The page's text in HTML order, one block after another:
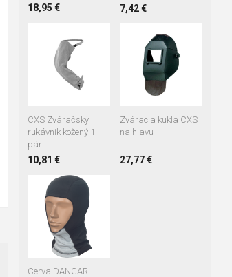
18,95 € 7,42 €
CXS Zváračský
rukávnik kožený 1
pár
10,81 €
Zváracia kukla CXS
na hlavu
27,77 €
Cerva DANGAR
M/L XL/2XL